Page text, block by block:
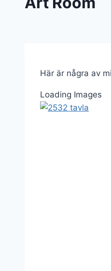
Här är några av
Loading Images